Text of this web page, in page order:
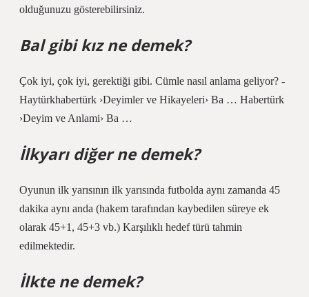
olduğunuzu gösterebilirsiniz.
Bal gibi kız ne demek?
Çok iyi, çok iyi, gerektiği gibi. Cümle nasıl anlama geliyor? -
Haytürkhabertürk ›Deyimler ve Hikayeleri› Ba … Habertürk
›Deyim ve Anlami› Ba …
İlkyarı diğer ne demek?
Oyunun ilk yarısının ilk yarısında futbolda aynı zamanda 45
dakika aynı anda (hakem tarafından kaybedilen süreye ek
olarak 45+1, 45+3 vb.) Karşılıklı hedef türü tahmin
edilmektedir.
İlkte ne demek?